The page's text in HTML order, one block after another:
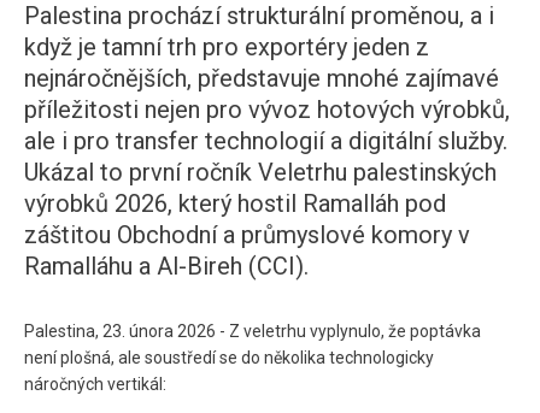
Palestina prochází strukturální proměnou, a i
když je tamní trh pro exportéry jeden z
nejnáročnějších, představuje mnohé zajímavé
příležitosti nejen pro vývoz hotových výrobků,
ale i pro transfer technologií a digitální služby.
Ukázal to první ročník Veletrhu palestinských
výrobků 2026, který hostil Ramalláh pod
záštitou Obchodní a průmyslové komory v
Ramalláhu a Al-Bireh (CCI).
Palestina, 23. února 2026 - Z veletrhu vyplynulo, že poptávka
není plošná, ale soustředí se do několika technologicky
náročných vertikál: